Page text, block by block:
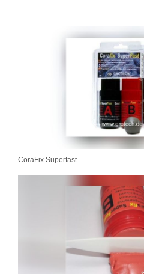
CoraFix Superfast